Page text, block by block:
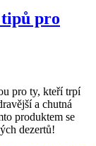
tipů pro
pro ty, kteří trpí
a chutná
produktem se
dezertů!